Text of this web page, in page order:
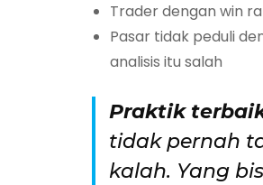
Trader dengan win
Pasar tidak peduli
analisis itu salah
Praktik
tidak pernah
kalah. Yang